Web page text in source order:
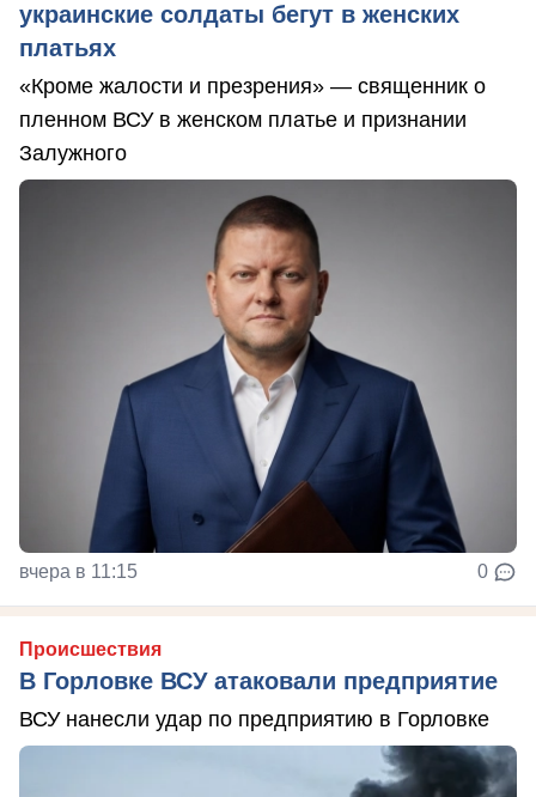
украинские солдаты бегут в женских
платьях
«Кроме жалости и презрения» — священник о
пленном ВСУ в женском платье и признании
Залужного
вчера в 11:15 0
Происшествия
В Горловке ВСУ атаковали предприятие
ВСУ нанесли удар по предприятию в Горловке